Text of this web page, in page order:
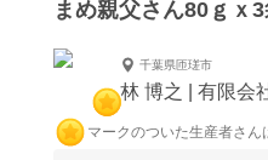
まめ親父さん80ｇ
千葉県匝瑳市
林 博之 | 有限会
マークのついた生産者さん